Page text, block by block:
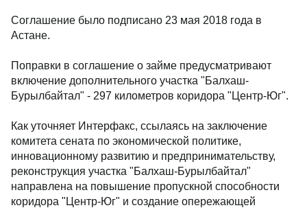
Соглашение было подписано 23 мая 2018 года в
Астане.
Поправки в соглашение о займе предусматривают
включение дополнительного участка "Балхаш-
Бурылбайтал" - 297 километров коридора "Центр-Юг".
Как уточняет Интерфакс, ссылаясь на заключение
комитета сената по экономической политике,
инновационному развитию и предпринимательству,
реконструкция участка "Балхаш-Бурылбайтал"
направлена на повышение пропускной способности
коридора "Центр-Юг" и создание опережающей